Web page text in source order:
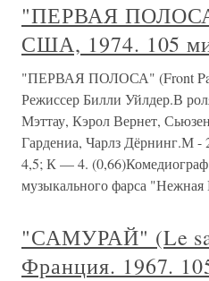
"ПЕРВАЯ
США, 1974. 105
"ПЕРВАЯ ПОЛОСА" (Front
Режиссер Билли Уйлдер.В
Мэттау, Кэрол Вернет,
Гардениа, Чарлз Дёрнинг.М
4,5; К — 4.
музыкального фарса
"САМУРАЙ" (Le
Франция. 1967.